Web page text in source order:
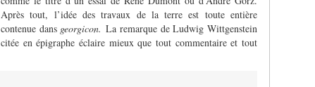
Après tout, l’idée des travaux de la terre est toute entière
contenue dans georgicon.La remarque de Ludwig Wittgenstein
citée en épigraphe éclaire mieux que tout commentaire et tout